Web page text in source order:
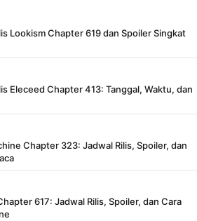
Lookism Chapter 619 dan Spoiler Singkat
Eleceed Chapter 413: Tanggal, Waktu, dan
Chapter 323: Jadwal Rilis, Spoiler, dan
617: Jadwal Rilis, Spoiler, dan Cara